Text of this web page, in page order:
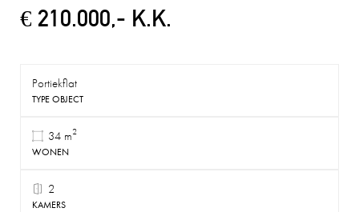
€ 210.000,- K.K.
Portiekflat
TYPE OBJECT
34 m2
WONEN
2
KAMERS